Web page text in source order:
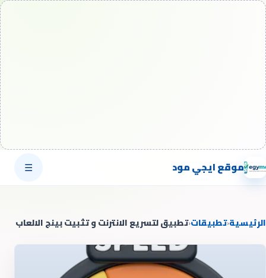
موقع ايجي مود ☰
الرئيسية‹تطبيقات‹تطبيق لتسريع الانترنت و تثبيت بينج الالعاب